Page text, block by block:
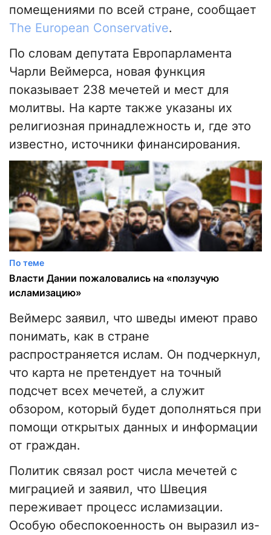
помещениями по всей стране, сообщает
The European Conservative.
По словам депутата Европарламента
Чарли Веймерса, новая функция
показывает 238 мечетей и мест для
молитвы. На карте также указаны их
религиозная принадлежность и, где это
известно, источники финансирования.
По теме
Власти Дании пожаловались на «ползучую
исламизацию»
Веймерс заявил, что шведы имеют право
понимать, как в стране
распространяется ислам. Он подчеркнул,
что карта не претендует на точный
подсчет всех мечетей, а служит
обзором, который будет дополняться при
помощи открытых данных и информации
от граждан.
Политик связал рост числа мечетей с
миграцией и заявил, что Швеция
переживает процесс исламизации.
Особую обеспокоенность он выразил из-